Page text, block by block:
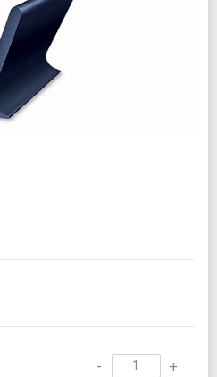
- +